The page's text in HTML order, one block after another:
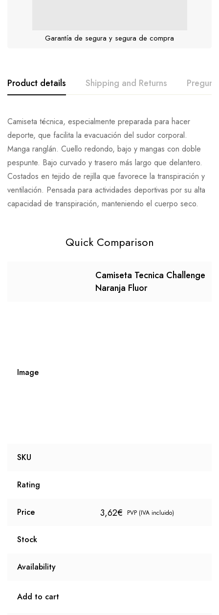
Garantía de segura y segura de compra
Product details Shipping and Returns
Camiseta técnica, especialmente preparada para hacer
deporte, que facilita la evacuación del sudor corporal.
Manga ranglán. Cuello redondo, bajo y mangas con doble
pespunte. Bajo curvado y trasero más largo que delantero.
Costados en tejido de rejilla que favorece la transpiración y
ventilación. Pensada para actividades deportivas por su alta
capacidad de transpiración, manteniendo el cuerpo seco.
Quick Comparison
Camiseta Tecnica Challenge
Naranja Fluor
Image
SKU
Rating
Price 3,62€ PVP (IVA incluido)
Stock
Availability
Add to cart